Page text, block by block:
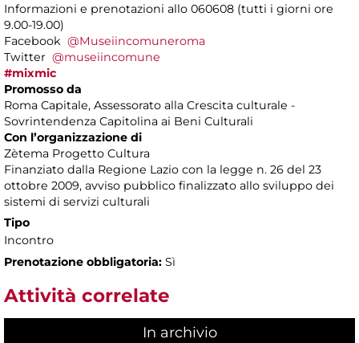
Informazioni e prenotazioni allo 060608 (tutti i giorni ore
9.00-19.00)
Facebook @Museiincomuneroma
Twitter @museiincomune
#mixmic
Promosso da
Roma Capitale, Assessorato alla Crescita culturale -
Sovrintendenza Capitolina ai Beni Culturali
Con l’organizzazione di
Zètema Progetto Cultura
Finanziato dalla Regione Lazio con la legge n. 26 del 23
ottobre 2009, avviso pubblico finalizzato allo sviluppo dei
sistemi di servizi culturali
Tipo
Incontro
Prenotazione obbligatoria: Sì
Attività correlate
In archivio